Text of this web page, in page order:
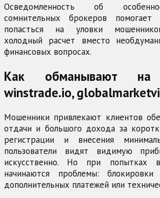
Осведомленность об
сомнительных брокеров помогает
попасться на уловки
холодный расчет вместо
финансовых вопросах.
Как обманывают на
winstrade.io,
Мошенники привлекают клиентов
отдачи и большого дохода за
регистрации и внесения
пользователи видят видимую
искусственно. Но при попытках
начинаются проблемы: блокировки
дополнительных платежей или